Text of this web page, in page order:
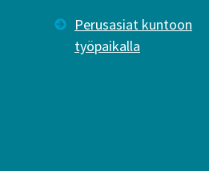
Perusasiat kuntoon
työpaikalla